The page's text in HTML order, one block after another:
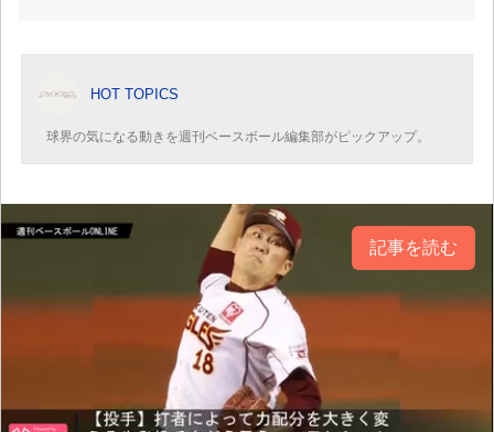
HOT TOPICS
球界の気になる動きを週刊ベースボール編集部がピックアップ。
記事を読む